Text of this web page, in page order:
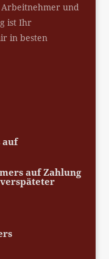
und
ist Ihr
in besten
auf
auf Zahlung